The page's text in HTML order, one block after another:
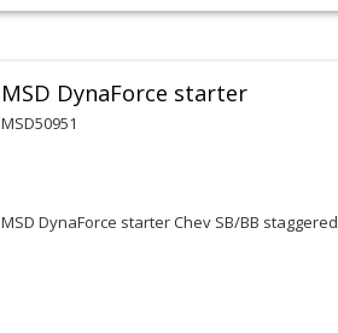
MSD DynaForce starter
MSD50951
MSD DynaForce starter Chev SB/BB staggered